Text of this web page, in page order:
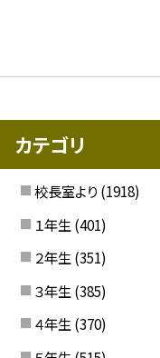
カテゴリ
校長室より (1918)
１年生 (401)
２年生 (351)
３年生 (385)
４年生 (370)